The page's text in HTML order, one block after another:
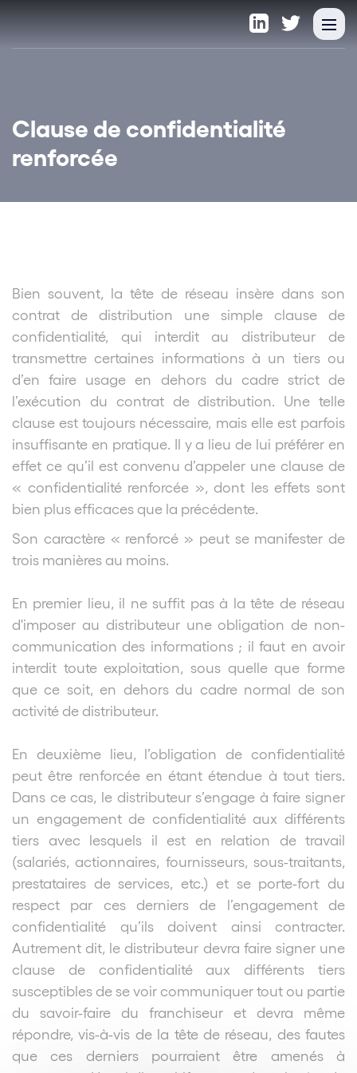
Clause de confidentialité
renforcée
Bien souvent, la tête de réseau insère dans son
contrat de distribution une simple clause de
confidentialité, qui interdit au distributeur de
transmettre certaines informations à un tiers ou
d’en faire usage en dehors du cadre strict de
l’exécution du contrat de distribution. Une telle
clause est toujours nécessaire, mais elle est parfois
insuffisante en pratique. Il y a lieu de lui préférer en
effet ce qu’il est convenu d’appeler une clause de
« confidentialité renforcée », dont les effets sont
bien plus efficaces que la précédente.
Son caractère « renforcé » peut se manifester de
trois manières au moins.
En premier lieu, il ne suffit pas à la tête de réseau
d'imposer au distributeur une obligation de non-
communication des informations ; il faut en avoir
interdit toute exploitation, sous quelle que forme
que ce soit, en dehors du cadre normal de son
activité de distributeur.
En deuxième lieu, l’obligation de confidentialité
peut être renforcée en étant étendue à tout tiers.
Dans ce cas, le distributeur s’engage à faire signer
un engagement de confidentialité aux différents
tiers avec lesquels il est en relation de travail
(salariés, actionnaires, fournisseurs, sous-traitants,
prestataires de services, etc.) et se porte-fort du
respect par ces derniers de l’engagement de
confidentialité qu’ils doivent ainsi contracter.
Autrement dit, le distributeur devra faire signer une
clause de confidentialité aux différents tiers
susceptibles de se voir communiquer tout ou partie
du savoir-faire du franchiseur et devra même
répondre, vis-à-vis de la tête de réseau, des fautes
que ces derniers pourraient être amenés à